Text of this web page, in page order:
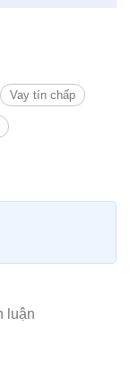
Vay tín chấp